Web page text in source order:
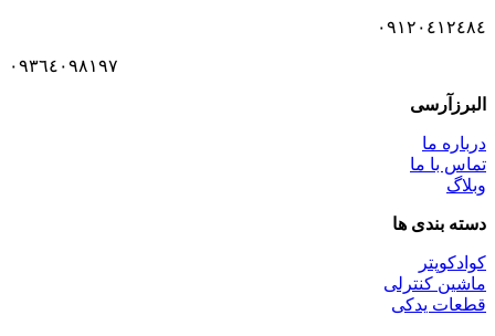
٠٩١٢٠٤١٢٤٨٤
٠٩٣٦٤٠٩٨١٩٧
البرزآرسی
درباره ما
تماس با ما
وبلاگ
دسته بندی ها
کوادکوپتر
ماشین کنترلی
قطعات یدکی